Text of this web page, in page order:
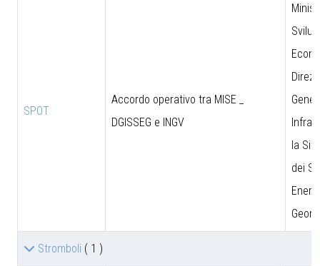
SPOT
Accordo operativo tra MISE _
DGISSEG e INGV
la
dei
Stromboli ( 1 )